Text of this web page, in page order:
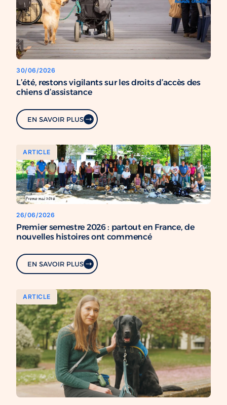
30/06/2026
L’été, restons vigilants sur les droits d’accès des
chiens d’assistance
EN SAVOIR PLUS
ARTICLE
26/06/2026
Premier semestre 2026 : partout en France, de
nouvelles histoires ont commencé
EN SAVOIR PLUS
ARTICLE